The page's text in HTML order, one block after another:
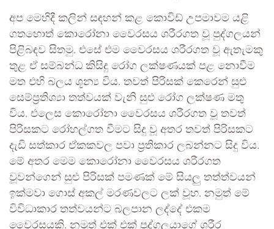
අප මෙහිදී කලින් සඳහන් කළ කොවිඩ් උපමාවම යළි
ගතහොත් කොරෝනා වෛරසය ශරීරගත වූ පුද්ගලයන්
පිළිබඳව සිතමු. එසේ එම වෛරසය ශරීරගත වූ ඇතැමකු
තුළ ඒ සම්බන්ධ කිසිදු රෝග ලක්ෂණයක් පළ නොවීම
මත එහි බලය ශූන්‍ය විය. තවත් පිරිසක් කෙරෙන් සුළු
සෙම්ප්‍රතිශ්‍යා තත්වයක් වැනි සුළු රෝග ලක්ෂණ මතු
විය. එලෙස කොරෝනා වෛරසය ශරීරගත වූ තවත්
පිරිසකට රෝහල්ගත වීමට සිදු වූ අතර තවත් පිරිසකට
දැඩි සත්කාර ඒකකවල පවා ප්‍රතිකාර ලබන්නට සිදු විය.
මේ අතර මෙම කොරෝනා වෛරසය ශරීරගත
වූවන්ගෙන් සුළු පිරිසක් පමණක් මේ සියලු තත්ත්වයන්
ඉක්මවා ගොස් අකල් මරණවලට ලක් වූහ. නමුත් මේ
විවිධාකාර තත්වයන්ට බලපාන ලද්දේ එකම
වෛරසයකි. නමුත් එක් එක් පුද්ගලයාගේ ශරීර